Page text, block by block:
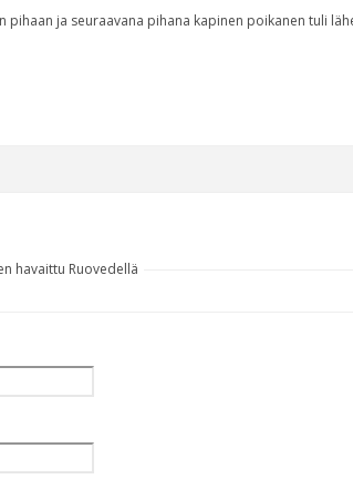
pihaan ja seuraavana pihana kapinen poikanen tuli
havaittu Ruovedellä